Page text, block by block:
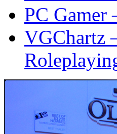
PC Gamer
VGChartz